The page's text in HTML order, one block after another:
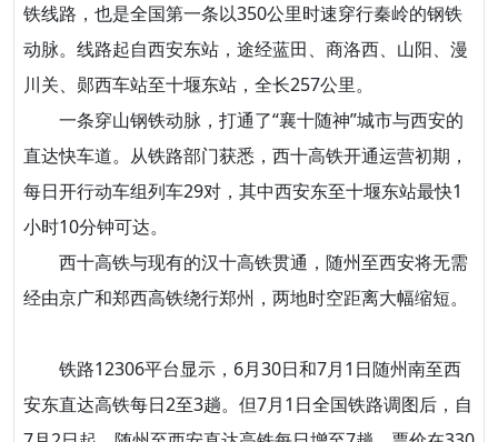
铁线路，也是全国第一条以350公里时速穿行秦岭的钢铁
动脉。线路起自西安东站，途经蓝田、商洛西、山阳、漫
川关、郧西车站至十堰东站，全长257公里。
一条穿山钢铁动脉，打通了“襄十随神”城市与西安的
直达快车道。从铁路部门获悉，西十高铁开通运营初期，
每日开行动车组列车29对，其中西安东至十堰东站最快1
小时10分钟可达。
西十高铁与现有的汉十高铁贯通，随州至西安将无需
经由京广和郑西高铁绕行郑州，两地时空距离大幅缩短。
铁路12306平台显示，6月30日和7月1日随州南至西
安东直达高铁每日2至3趟。但7月1日全国铁路调图后，自